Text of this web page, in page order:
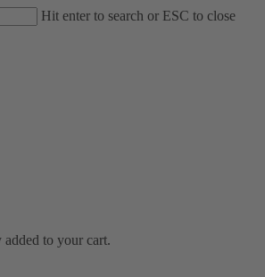
Hit enter to search or ESC to close
added to your cart.